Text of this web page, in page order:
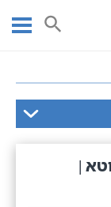
חיפוש
|